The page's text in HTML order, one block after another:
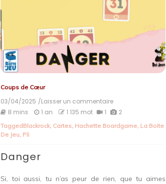
Coups de Cœur
03/04/2025 /Laisser un commentaireon
Danger
8 mins 1 an 1 135 mot 1 2
TaggedBlackrock, Cartes, Hachette Boardgame, La Boite
De Jeu, Pli
Danger
Si, toi aussi, tu n’as peur de rien, que tu aimes